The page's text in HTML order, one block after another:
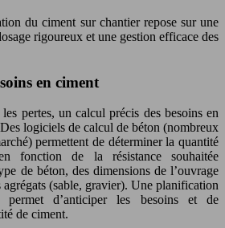
du ciment sur chantier repose sur une
rigoureux et une gestion efficace des
en ciment
pertes, un calcul précis des besoins en
logiciels de calcul de béton (nombreux
permettent de déterminer la quantité
fonction de la résistance souhaitée
de béton, des dimensions de l’ouvrage
agrégats (sable, gravier). Une planification
permet d’anticiper les besoins et de
de ciment.